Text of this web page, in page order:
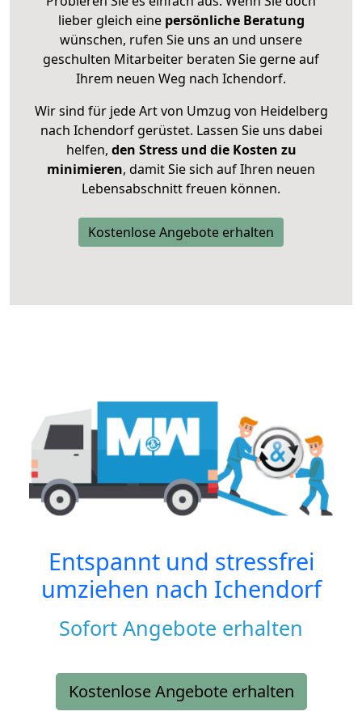
lieber gleich eine persönliche Beratung
wünschen, rufen Sie uns an und unsere
geschulten Mitarbeiter beraten Sie gerne auf
Ihrem neuen Weg nach Ichendorf.
Wir sind für jede Art von Umzug von Heidelberg
nach Ichendorf gerüstet. Lassen Sie uns dabei
helfen, den Stress und die Kosten zu
minimieren, damit Sie sich auf Ihren neuen
Lebensabschnitt freuen können.
Kostenlose Angebote erhalten
Entspannt und stressfrei
umziehen nach Ichendorf
Sofort Angebote erhalten
Kostenlose Angebote erhalten